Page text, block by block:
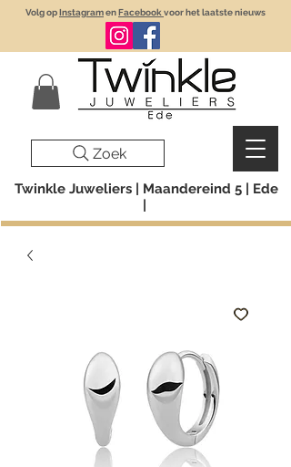
Twinkle Juweliers | Maandereind 5 | Ede
Volg opInstagramenFacebook voor het laatste nieuws
Zoek